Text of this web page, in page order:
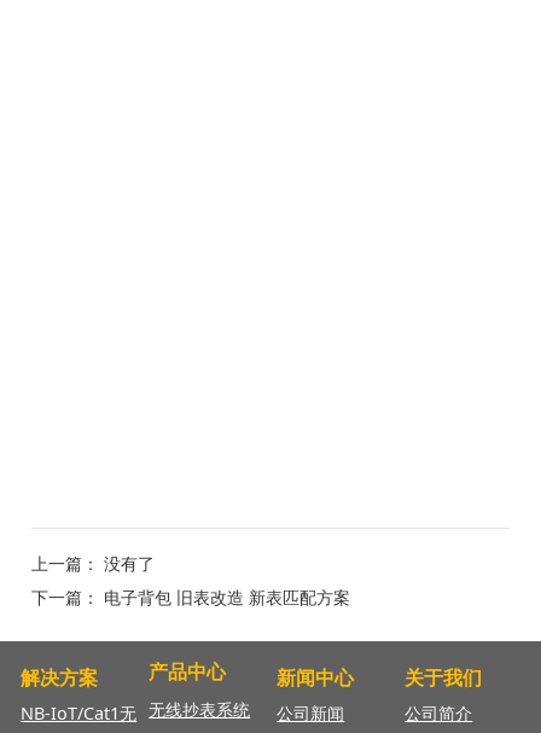
上一篇： 没有了
下一篇： 电子背包 旧表改造 新表匹配方案
解决方案
NB-IoT/Cat1无
产品中心
无线抄表系统
新闻中心
公司新闻
关于我们
公司简介